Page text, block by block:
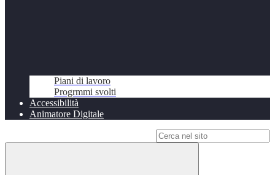
Piani di lavoro
Progrmmi svolti
Accessibilità
Animatore Digitale